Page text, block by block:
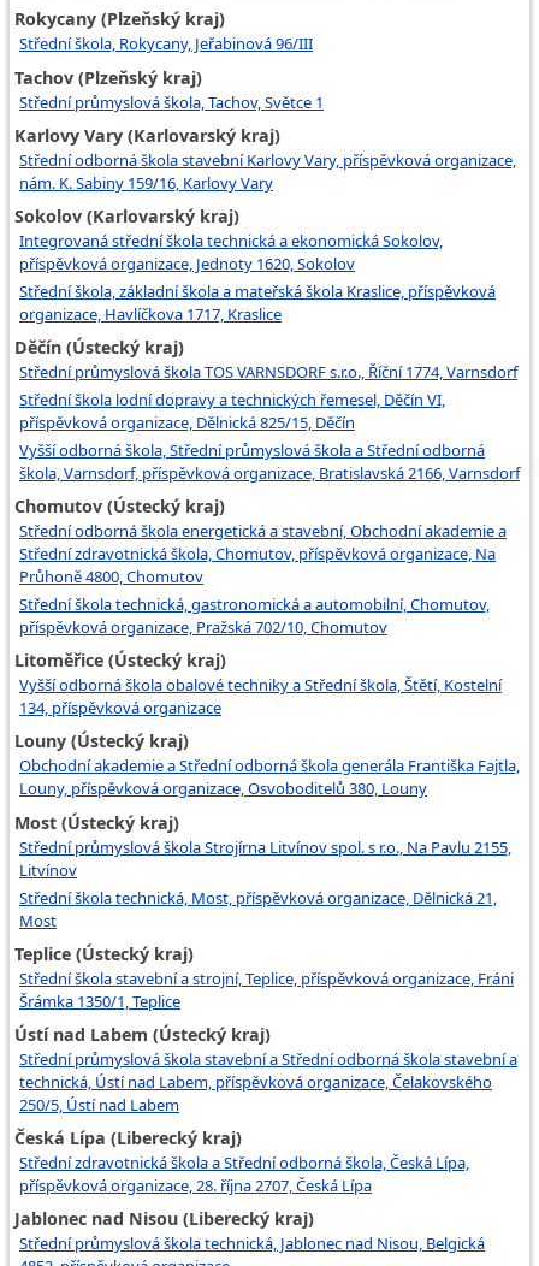
Rokycany (Plzeňský kraj)
Střední škola, Rokycany, Jeřabinová 96/III
Tachov (Plzeňský kraj)
Střední průmyslová škola, Tachov, Světce 1
Karlovy Vary (Karlovarský kraj)
Střední odborná škola stavební Karlovy Vary, příspěvková organizace,
nám. K. Sabiny 159/16, Karlovy Vary
Sokolov (Karlovarský kraj)
Integrovaná střední škola technická a ekonomická Sokolov,
příspěvková organizace, Jednoty 1620, Sokolov
Střední škola, základní škola a mateřská škola Kraslice, příspěvková
organizace, Havlíčkova 1717, Kraslice
Děčín (Ústecký kraj)
Střední průmyslová škola TOS VARNSDORF s.r.o., Říční 1774, Varnsdorf
Střední škola lodní dopravy a technických řemesel, Děčín VI,
příspěvková organizace, Dělnická 825/15, Děčín
Vyšší odborná škola, Střední průmyslová škola a Střední odborná
škola, Varnsdorf, příspěvková organizace, Bratislavská 2166, Varnsdorf
Chomutov (Ústecký kraj)
Střední odborná škola energetická a stavební, Obchodní akademie a
Střední zdravotnická škola, Chomutov, příspěvková organizace, Na
Průhoně 4800, Chomutov
Střední škola technická, gastronomická a automobilní, Chomutov,
příspěvková organizace, Pražská 702/10, Chomutov
Litoměřice (Ústecký kraj)
Vyšší odborná škola obalové techniky a Střední škola, Štětí, Kostelní
134, příspěvková organizace
Louny (Ústecký kraj)
Obchodní akademie a Střední odborná škola generála Františka Fajtla,
Louny, příspěvková organizace, Osvoboditelů 380, Louny
Most (Ústecký kraj)
Střední průmyslová škola Strojírna Litvínov spol. s r.o., Na Pavlu 2155,
Litvínov
Střední škola technická, Most, příspěvková organizace, Dělnická 21,
Most
Teplice (Ústecký kraj)
Střední škola stavební a strojní, Teplice, příspěvková organizace, Fráni
Šrámka 1350/1, Teplice
Ústí nad Labem (Ústecký kraj)
Střední průmyslová škola stavební a Střední odborná škola stavební a
technická, Ústí nad Labem, příspěvková organizace, Čelakovského
250/5, Ústí nad Labem
Česká Lípa (Liberecký kraj)
Střední zdravotnická škola a Střední odborná škola, Česká Lípa,
příspěvková organizace, 28. října 2707, Česká Lípa
Jablonec nad Nisou (Liberecký kraj)
Střední průmyslová škola technická, Jablonec nad Nisou, Belgická